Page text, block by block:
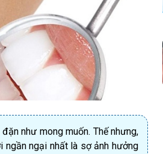
như mong muốn. Thế nhưng,
ngại nhất là sợ ảnh hưởng